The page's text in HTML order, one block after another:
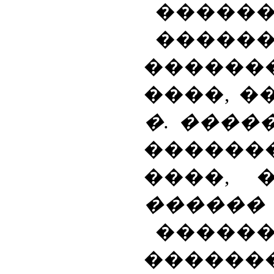
����,
�.
����,
������